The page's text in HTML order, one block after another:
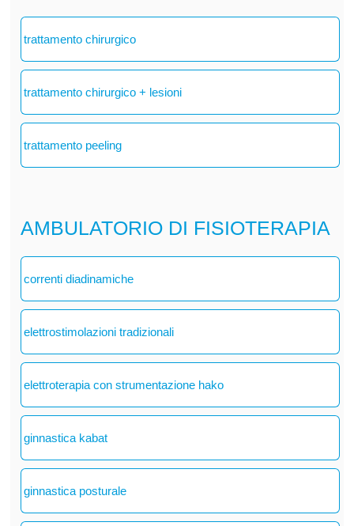
trattamento chirurgico
trattamento chirurgico + lesioni
trattamento peeling
AMBULATORIO DI FISIOTERAPIA
correnti diadinamiche
elettrostimolazioni tradizionali
elettroterapia con strumentazione hako
ginnastica kabat
ginnastica posturale